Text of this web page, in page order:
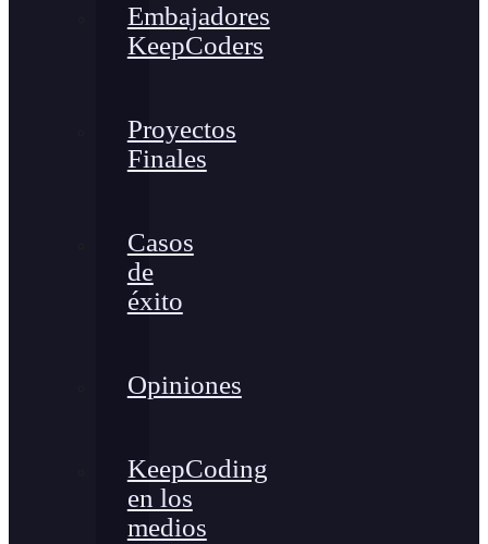
Embajadores
KeepCoders
Proyectos
Finales
Casos
de
éxito
Opiniones
KeepCoding
en los
medios